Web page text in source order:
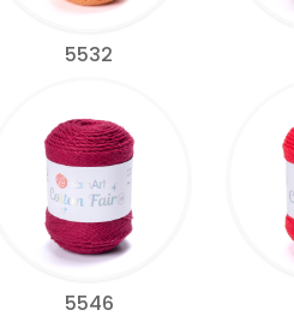
5532
5546